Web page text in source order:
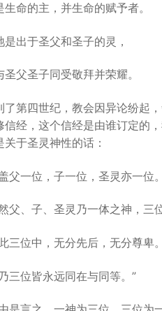
生命的主，并生命的赋予者。
是出于圣父和圣子的灵，
圣父圣子同受敬拜并荣耀。
了第四世纪，教会因异论纷起
信经，这个信经是由谁订定的
关于圣灵神性的话：
父一位，子一位，圣灵亦一位
父、子、圣灵乃一体之神，三
三位中，无分先后，无分尊卑
三位皆永远同在与同等。”